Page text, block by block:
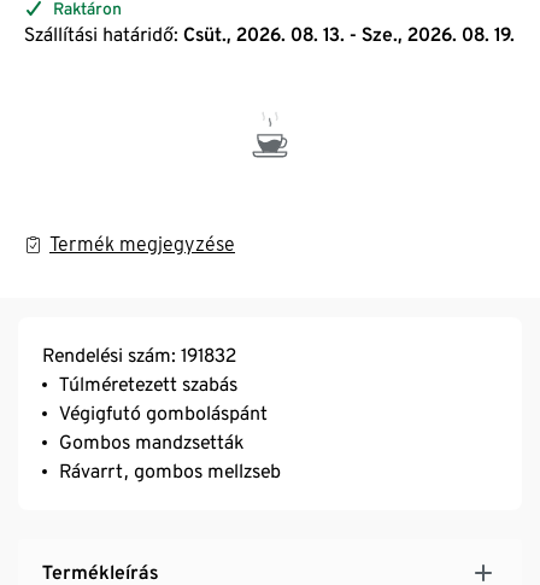
Raktáron
Szállítási határidő: Csüt., 2026. 08. 13. - Sze., 2026. 08. 19.
Termék megjegyzése
Rendelési szám: 191832
Túlméretezett szabás
Végigfutó gomboláspánt
Gombos mandzsetták
Rávarrt, gombos mellzseb
Termékleírás